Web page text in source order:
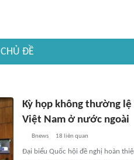
CHỦ ĐỀ
Kỳ họp không thường
Việt Nam ở nước ngoài
Bnews 18 liên quan
Đại biểu Quốc hội đề nghị hoàn